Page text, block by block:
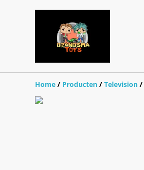
Home / Producten / Television /